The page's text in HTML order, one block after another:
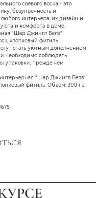
соевого воска - это
безупречность и
интерьера, их дизайн и
и комфорта в доме.
"Шар Джингл Белз"
хлопковый фитиль.
стать уютным дополнением
необходимо соблюдать
упаковки, прежде чем
"Шар Джингл Белз".
фитиль. Объем: 300 гр.